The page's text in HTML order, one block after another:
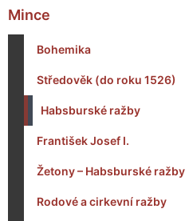
Mince
Bohemika
Středověk (do roku 1526)
Habsburské ražby
František Josef I.
Žetony – Habsburské ražby
Rodové a cirkevní ražby